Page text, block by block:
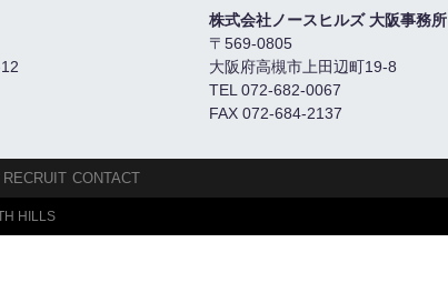
株式会社ノースヒルズ 大阪事務所
〒569-0805
大阪府高槻市上田辺町19-8
TEL 072-682-0067
FAX 072-684-2137
RECRUIT CONTACT
HILLS